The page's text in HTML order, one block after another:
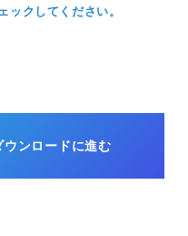
ックしてください。